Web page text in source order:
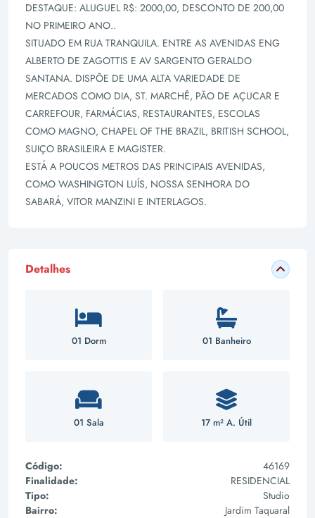
DESTAQUE: ALUGUEL R$: 2000,00, DESCONTO DE 200,00
NO PRIMEIRO ANO..
SITUADO EM RUA TRANQUILA. ENTRE AS AVENIDAS ENG
ALBERTO DE ZAGOTTIS E AV SARGENTO GERALDO
SANTANA. DISPÕE DE UMA ALTA VARIEDADE DE
MERCADOS COMO DIA, ST. MARCHÊ, PÃO DE AÇUCAR E
CARREFOUR, FARMÁCIAS, RESTAURANTES, ESCOLAS
COMO MAGNO, CHAPEL OF THE BRAZIL, BRITISH SCHOOL,
SUIÇO BRASILEIRA E MAGISTER.
ESTÁ A POUCOS METROS DAS PRINCIPAIS AVENIDAS,
COMO WASHINGTON LUÍS, NOSSA SENHORA DO
SABARÁ, VITOR MANZINI E INTERLAGOS.
Detalhes
01 Dorm 01 Banheiro
01 Sala 17 m² A. Útil
Código:
46169
Finalidade:
RESIDENCIAL
Tipo:
Studio
Bairro:
Jardim Taquaral